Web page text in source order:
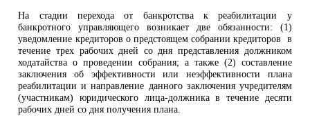
На стадии перехода от банкротства к реабилитации у
банкротного управляющего возникает две обязанности: (1)
уведомление кредиторов о предстоящем собрании кредиторов в
течение трех рабочих дней со дня представления должником
ходатайства о проведении собрания; а также (2) составление
заключения об эффективности или неэффективности плана
реабилитации и направление данного заключения учредителям
(участникам) юридического лица-должника в течение десяти
рабочих дней со дня получения плана.